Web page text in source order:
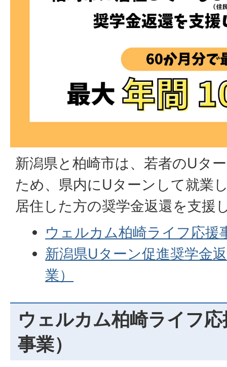
新潟県と柏崎市は、若者のUタ
ため、県内にUターンして就業
居住した方の奨学金返還を支援
ウェルカム柏崎ライフ応援
新潟県Uターン促進奨学金
業）
ウェルカム柏崎ライフ
事業）